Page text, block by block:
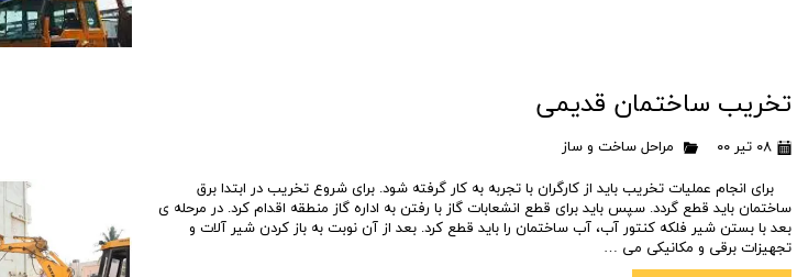
تخریب ساختمان قدیمی
۰۸ تیر ۰۰ مراحل ساخت و ساز
برای انجام عملیات تخریب باید از کارگران با تجربه به کار گرفته شود. برای شروع تخریب در ابتدا برق
ساختمان باید قطع گردد. سپس باید برای قطع انشعابات گاز با رفتن به اداره گاز منطقه اقدام کرد. در مرحله ی
بعد با بستن شیر فلکه کنتور آب، آب ساختمان را باید قطع کرد. بعد از آن نوبت به باز کردن شیر آلات و
تجهیزات برقی و مکانیکی می …